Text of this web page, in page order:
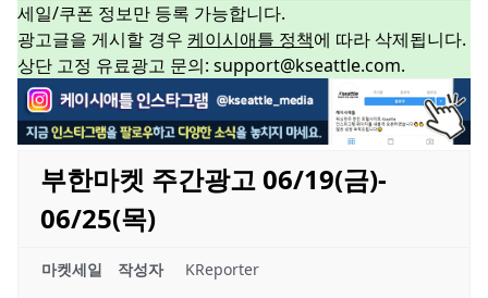
세일/쿠폰 정보만 등록 가능합니다.
광고글을 게시할 경우 케이시애틀 정책에 따라 삭제됩니다.
상단 고정 유료광고 문의: support@kseattle.com.
부한마켓 주간광고 06/19(금)-
06/25(목)
마켓세일 작성자 KReporter